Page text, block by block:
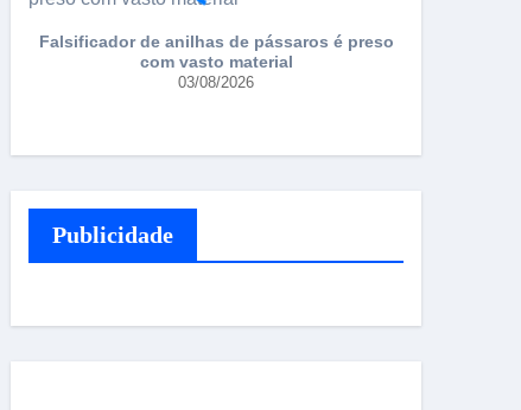
Falsificador de anilhas de pássaros é preso
com vasto material
03/08/2026
Publicidade